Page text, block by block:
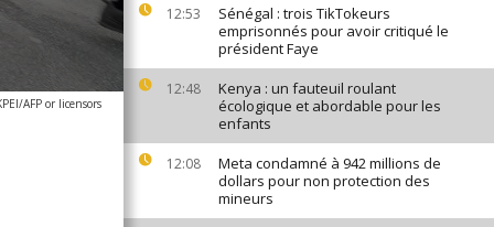
12:53
Sénégal : trois TikTokeurs
emprisonnés pour avoir critiqué le
président Faye
12:48
Kenya : un fauteuil roulant
écologique et abordable pour les
enfants
12:08
Meta condamné à 942 millions de
dollars pour non protection des
mineurs
AFP or licensors